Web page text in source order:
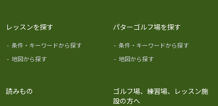
レッスンを探す
- 条件・キーワードから探す
- 地図から探す
パターゴルフ場を探す
- 条件・キーワードから探す
- 地図から探す
読みもの
ゴルフ場、練習場、レッスン施
設の方へ